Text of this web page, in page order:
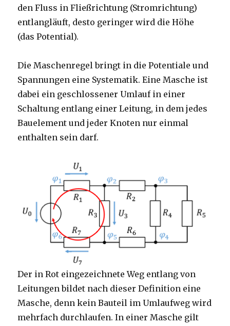
den Fluss in Fließrichtung (Stromrichtung)
entlangläuft, desto geringer wird die Höhe
(das Potential).
Die Maschenregel bringt in die Potentiale und
Spannungen eine Systematik. Eine Masche ist
dabei ein geschlossener Umlauf in einer
Schaltung entlang einer Leitung, in dem jedes
Bauelement und jeder Knoten nur einmal
enthalten sein darf.
Der in Rot eingezeichnete Weg entlang von
Leitungen bildet nach dieser Definition eine
Masche, denn kein Bauteil im Umlaufweg wird
mehrfach durchlaufen. In einer Masche gilt